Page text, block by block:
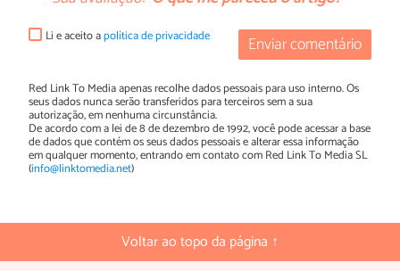
Enviar comentário
Li e aceito apolítica de privacidade
Red Link To Media apenas recolhe dados pessoais para uso interno. Os
seus dados nunca serão transferidos para terceiros sem a sua
autorização, em nenhuma circunstância.
De acordo com a lei de 8 de dezembro de 1992, você pode acessar a base
de dados que contém os seus dados pessoais e alterar essa informação
em qualquer momento, entrando em contato com Red Link To Media SL
(info@linktomedia.net)
Voltar ao topo da página ↑